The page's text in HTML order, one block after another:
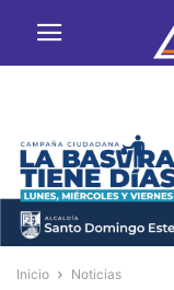
Inicio Noticias